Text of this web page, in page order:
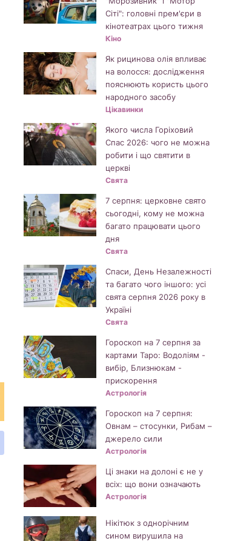
Сіті": головні прем'єри в
кінотеатрах цього тижня
Кіно
Як рицинова олія впливає
на волосся: дослідження
пояснюють користь цього
народного засобу
Цікавинки
Якого числа Горіховий
Спас 2026: чого не можна
робити і що святити в
церкві
Свята
7 серпня: церковне свято
сьогодні, кому не можна
багато працювати цього
дня
Свята
Спаси, День Незалежності
та багато чого іншого: усі
свята серпня 2026 року в
Україні
Свята
Гороскоп на 7 серпня за
картами Таро: Водоліям -
вибір, Близнюкам -
прискорення
Астрологія
Гороскоп на 7 серпня:
Овнам – стосунки, Рибам –
джерело сили
Астрологія
Ці знаки на долоні є не у
всіх: що вони означають
Астрологія
Нікітюк з однорічним
сином вирушила на